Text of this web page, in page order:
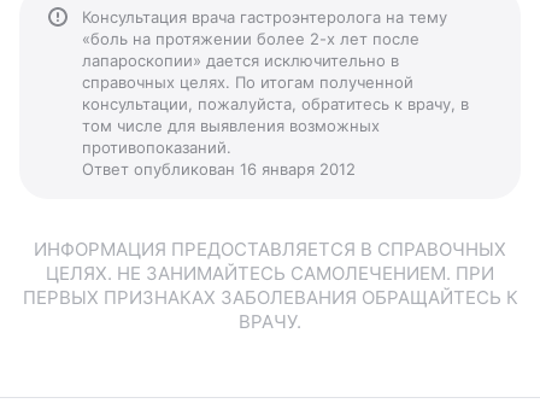
Консультация врача гастроэнтеролога на тему
«боль на протяжении более 2-х лет после
лапароскопии» дается исключительно в
справочных целях. По итогам полученной
консультации, пожалуйста, обратитесь к врачу, в
том числе для выявления возможных
противопоказаний.
Ответ опубликован 16 января 2012
ИНФОРМАЦИЯ ПРЕДОСТАВЛЯЕТСЯ В СПРАВОЧНЫХ
ЦЕЛЯХ. НЕ ЗАНИМАЙТЕСЬ САМОЛЕЧЕНИЕМ. ПРИ
ПЕРВЫХ ПРИЗНАКАХ ЗАБОЛЕВАНИЯ ОБРАЩАЙТЕСЬ К
ВРАЧУ.